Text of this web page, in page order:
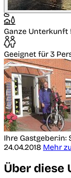
Ganze Unterkunft
Geeignet für 3
Ihre Gastgeber:in:
24.04.2018 Mehr
Über diese